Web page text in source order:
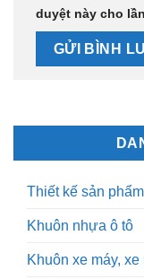
duyệt này cho
Thiết kế sản phẩm
Khuôn nhựa ô tô
Khuôn xe máy, xe